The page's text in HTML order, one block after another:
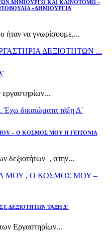
ΔΗΜΙΟΥΡΓΩ ΚΑΙ ΚΑΙΝΟΤΟΜΩ –
«ΔΗΜΙΟΥΡΓΙΑ
ήταν να γνωρίσουμε,...
ΔΕΞΙΟΤΗΤΩΝ ...
Έχω δικαιώματα τάξη Δ΄
– Ο ΚΟΣΜΟΣ ΜΟΥ Η ΓΕΙΤΟΝΙΑ
δεξιοτήτων , στην...
ΜΟΥ , Ο ΚΟΣΜΟΣ ΜΟΥ –
ΔΕΞΙΟΤΗΤΩΝ ΤΑΞΗ Δ΄
Εργαστηρίων...